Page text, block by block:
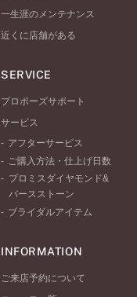
一生涯のメンテナンス
近くに店舗がある
SERVICE
プロポーズサポート
サービス
アフターサービス
ご購入方法・仕上げ日数
プロミスダイヤモンド&
バースストーン
ブライダルアイテム
INFORMATION
ご来店予約について